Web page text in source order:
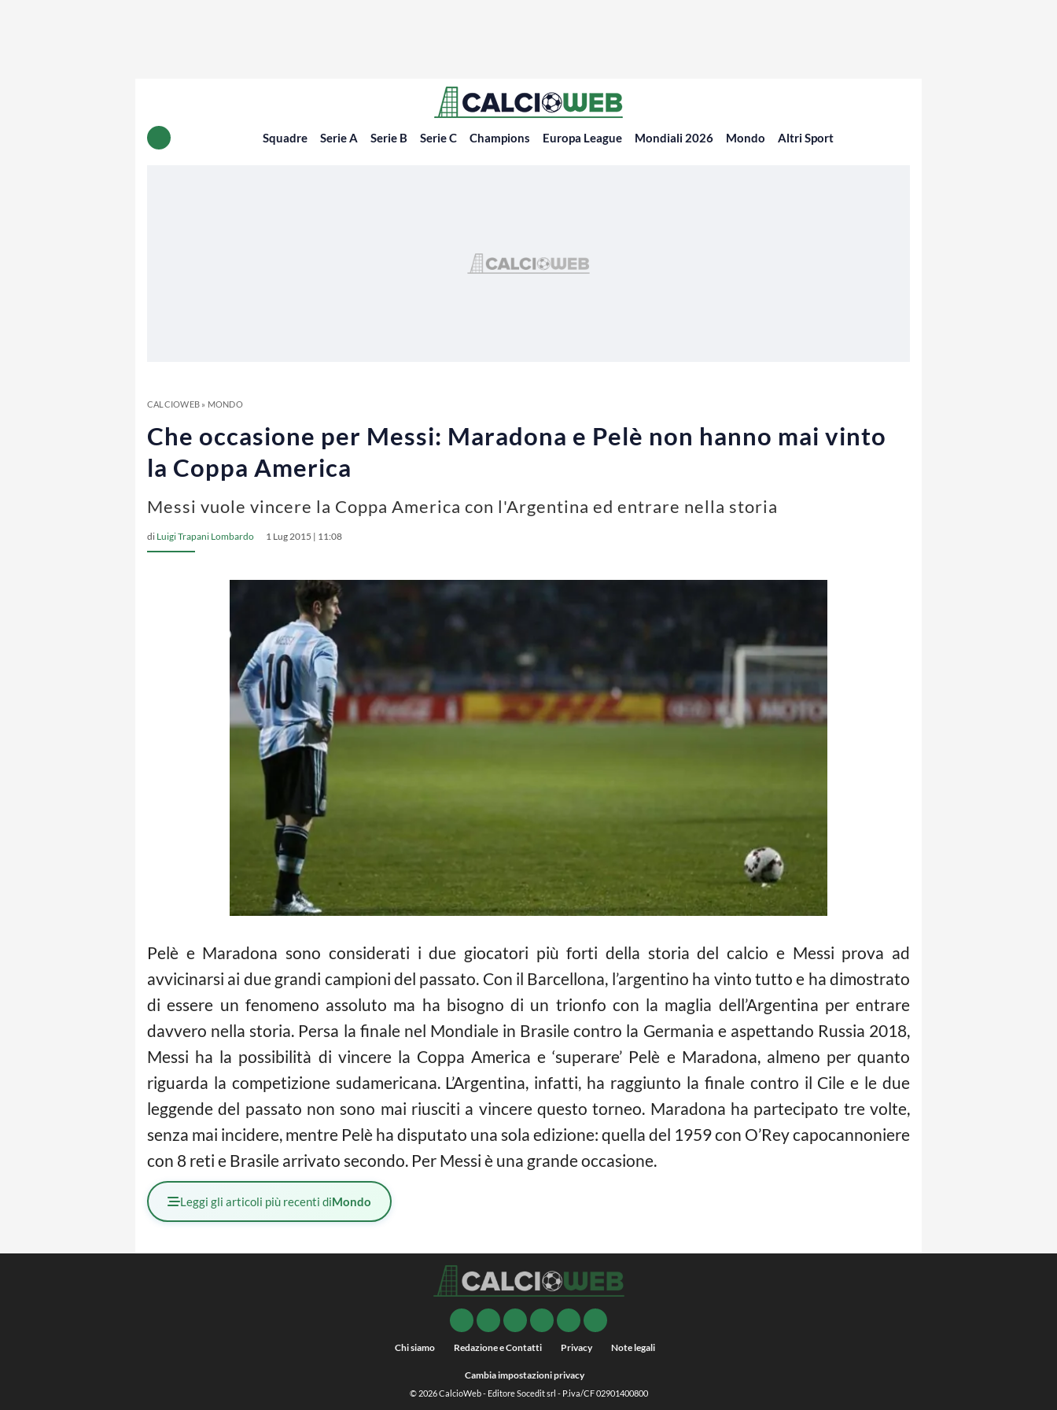
Squadre Serie A Serie B Serie C Champions Europa League Mondiali 2026 Mondo Altri Sport
CALCIOWEB» MONDO
Che occasione per Messi: Maradona e Pelè non hanno mai vinto
la Coppa America
Messi vuole vincere la Coppa America con l'Argentina ed entrare nella storia
di Luigi Trapani Lombardo 1 Lug 2015 | 11:08
Pelè e Maradona sono considerati i due giocatori più forti della storia del calcio e Messi prova ad
avvicinarsi ai due grandi campioni del passato. Con il Barcellona, l’argentino ha vinto tutto e ha dimostrato
di essere un fenomeno assoluto ma ha bisogno di un trionfo con la maglia dell’Argentina per entrare
davvero nella storia. Persa la finale nel Mondiale in Brasile contro la Germania e aspettando Russia 2018,
Messi ha la possibilità di vincere la Coppa America e ‘superare’ Pelè e Maradona, almeno per quanto
riguarda la competizione sudamericana. L’Argentina, infatti, ha raggiunto la finale contro il Cile e le due
leggende del passato non sono mai riusciti a vincere questo torneo. Maradona ha partecipato tre volte,
senza mai incidere, mentre Pelè ha disputato una sola edizione: quella del 1959 con O’Rey capocannoniere
con 8 reti e Brasile arrivato secondo. Per Messi è una grande occasione.
Leggi gli articoli più recenti diMondo
Chi siamo Redazione e Contatti Privacy Note legali
Cambia impostazioni privacy
© 2026CalcioWeb- Editore Socedit srl - P.iva/CF 02901400800